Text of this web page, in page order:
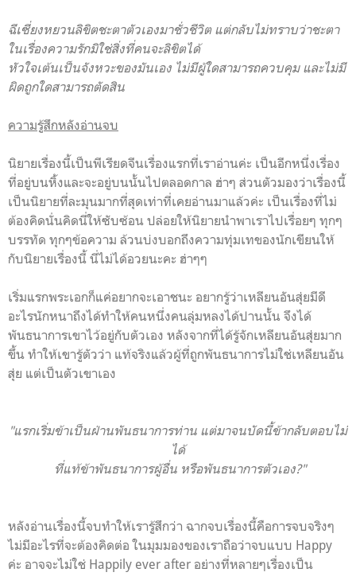
ฉีเซี่ยงหยวนลิขิตชะตาตัวเองมาชั่วชีวิต แต่กลับไม่ทราบว่าชะตา
ในเรื่องความรักมิใช่สิ่งที่คนจะลิขิตได้
หัวใจเต้นเป็นจังหวะของมันเอง ไม่มีผู้ใดสามารถควบคุม และไม่มี
ผิดถูกใดสามารถตัดสิน
ความรู้สึกหลังอ่านจบ
นิยายเรื่องนี้เป็นพีเรียดจีนเรื่องแรกที่เราอ่านค่ะ เป็นอีกหนึ่งเรื่อง
ที่อยู่บนหิ้งและจะอยู่บนนั้นไปตลอดกาล ฮ่าๆ ส่วนตัวมองว่าเรื่องนี้
เป็นนิยายที่ละมุนมากที่สุดเท่าที่เคยอ่านมาแล้วค่ะ เป็นเรื่องที่ไม่
ต้องคิดนั่นคิดนี่ให้ซับซ้อน ปล่อยให้นิยายนำพาเราไปเรื่อยๆ ทุกๆ
บรรทัด ทุกๆข้อความ ล้วนบ่งบอกถึงความทุ่มเทของนักเขียนให้
กับนิยายเรื่องนี้ นี่ไม่ได้อวยนะคะ ฮ่าๆๆ
เริ่มแรกพระเอกก็แค่อยากจะเอาชนะ อยากรู้ว่าเหลียนอันสุ่ยมีดี
อะไรนักหนาถึงได้ทำให้คนหนึ่งคนลุ่มหลงได้ปานนั้น จึงได้
พันธนาการเขาไว้อยู่กับตัวเอง หลังจากที่ได้รู้จักเหลียนอันสุ่ยมาก
ขึ้น ทำให้เขารู้ตัวว่า แท้จริงแล้วผู้ที่ถูกพันธนาการไม่ใช่เหลียนอัน
สุ่ย แต่เป็นตัวเขาเอง
"แรกเริ่มข้าเป็นฝ่านพันธนาการท่าน แต่มาจนบัดนี้ข้ากลับตอบไม่
ได้
ที่แท้ข้าพันธนาการผู้อื่น หรือพันธนาการตัวเอง?"
หลังอ่านเรื่องนี้จบทำให้เรารู้สึกว่า ฉากจบเรื่องนี้คือการจบจริงๆ
ไม่มีอะไรที่จะต้องคิดต่อ ในมุมมองของเราถือว่าจบแบบ Happy
ค่ะ อาจจะไม่ใช่ Happily ever after อย่างที่หลายๆเรื่องเป็น